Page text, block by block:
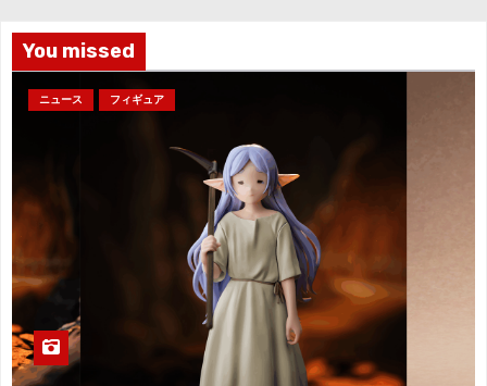
You missed
ニュース フィギュア